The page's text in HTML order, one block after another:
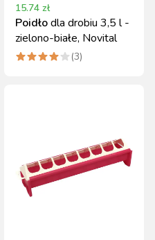
15.74 zł
Poidłodla drobiu 3,5 l -
zielono-białe, Novital
(3)